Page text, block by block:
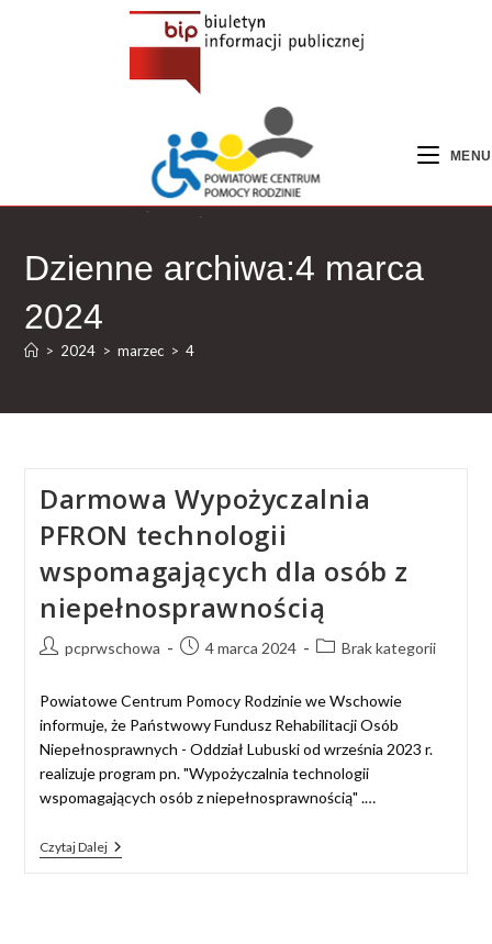
MENU
Dzienne archiwa:4 marca
2024
> 2024 > marzec > 4
Darmowa Wypożyczalnia
PFRON technologii
wspomagających dla osób z
niepełnosprawnością
pcprwschowa 4 marca 2024 Brak kategorii
Powiatowe Centrum Pomocy Rodzinie we Wschowie
informuje, że Państwowy Fundusz Rehabilitacji Osób
Niepełnosprawnych - Oddział Lubuski od września 2023 r.
realizuje program pn. "Wypożyczalnia technologii
wspomagających osób z niepełnosprawnością" .…
Czytaj Dalej